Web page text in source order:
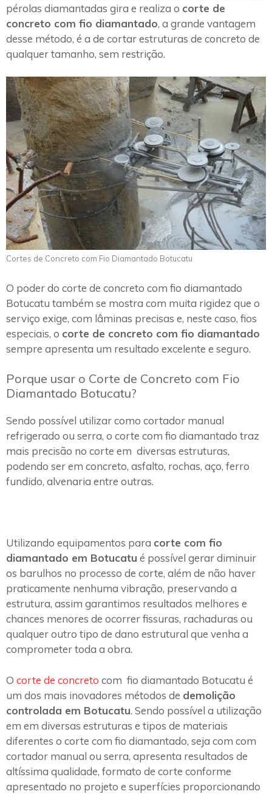
pérolas diamantadas gira e realiza o corte de
concreto com fio diamantado, a grande vantagem
desse método, é a de cortar estruturas de concreto de
qualquer tamanho, sem restrição.
Cortes de Concreto com Fio Diamantado Botucatu
O poder do corte de concreto com fio diamantado
Botucatu também se mostra com muita rigidez que o
serviço exige, com lâminas precisas e, neste caso, fios
especiais, o corte de concreto com fio diamantado
sempre apresenta um resultado excelente e seguro.
Porque usar o Corte de Concreto com Fio
Diamantado Botucatu?
Sendo possível utilizar como cortador manual
refrigerado ou serra, o corte com fio diamantado traz
mais precisão no corte em diversas estruturas,
podendo ser em concreto, asfalto, rochas, aço, ferro
fundido, alvenaria entre outras.
Utilizando equipamentos para corte com fio
diamantado em Botucatu é possível gerar diminuir
os barulhos no processo de corte, além de não haver
praticamente nenhuma vibração, preservando a
estrutura, assim garantimos resultados melhores e
chances menores de ocorrer fissuras, rachaduras ou
qualquer outro tipo de dano estrutural que venha a
comprometer toda a obra.
O corte de concreto com fio diamantado Botucatu é
um dos mais inovadores métodos de demolição
controlada em Botucatu. Sendo possível a utilização
em em diversas estruturas e tipos de materiais
diferentes o corte com fio diamantado, seja com com
cortador manual ou serra, apresenta resultados de
altíssima qualidade, formato de corte conforme
apresentado no projeto e superfícies proporcionando